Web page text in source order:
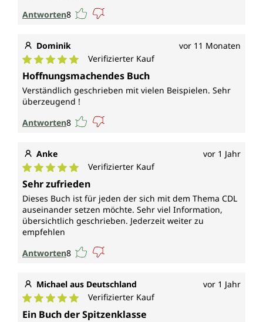
Antworten8
Dominik vor 11 Monaten
Durchschnittliche Bewertung von 5 von 5 Sternen
Verifizierter Kauf
Hoffnungsmachendes Buch
Verständlich geschrieben mit vielen Beispielen. Sehr
überzeugend !
Antworten8
Anke vor 1 Jahr
Durchschnittliche Bewertung von 5 von 5 Sternen
Verifizierter Kauf
Sehr zufrieden
Dieses Buch ist für jeden der sich mit dem Thema CDL
auseinander setzen möchte. Sehr viel Information,
übersichtlich geschrieben. Jederzeit weiter zu
empfehlen
Antworten8
Michael aus Deutschland vor 1 Jahr
Durchschnittliche Bewertung von 5 von 5 Sternen
Verifizierter Kauf
Ein Buch der Spitzenklasse